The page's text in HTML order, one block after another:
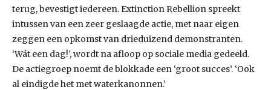
terug, bevestigt iedereen. Extinction Rebellion spreekt
intussen van een zeer geslaagde actie, met naar eigen
zeggen een opkomst van drieduizend demonstranten.
‘Wát een dag!’, wordt na afloop op sociale media gedeeld.
De actiegroep noemt de blokkade een ‘groot succes’. ‘Ook
al eindigde het met waterkanonnen.’